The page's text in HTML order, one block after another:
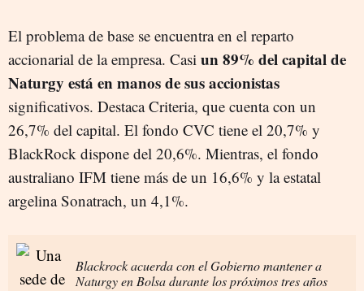
El problema de base se encuentra en el reparto
accionarial de la empresa. Casi un 89% del capital de
Naturgy está en manos de sus accionistas
significativos. Destaca Criteria, que cuenta con un
26,7% del capital. El fondo CVC tiene el 20,7% y
BlackRock dispone del 20,6%. Mientras, el fondo
australiano IFM tiene más de un 16,6% y la estatal
argelina Sonatrach, un 4,1%.
Blackrock acuerda con el Gobierno mantener a
Naturgy en Bolsa durante los próximos tres años